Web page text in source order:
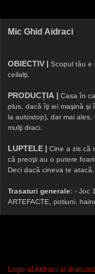
Mic Ghid Aidraci
OBIECTIV | Scopul tău e
ceilalţi.
PRODUCȚIA | Casa în
plus, dacă îţi iei maşină şi
la autostop), dar mai
mulţi draci.
LUPTELE | Cine a zis că
că preoţii au o putere
Deci dacă cineva te
Trasaturi generale: - Joc
ARTEFACTE, potiuni,
Logo-ul Aidraci si